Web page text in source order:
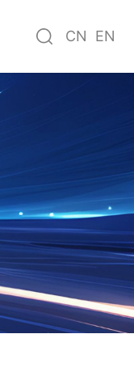
CN EN